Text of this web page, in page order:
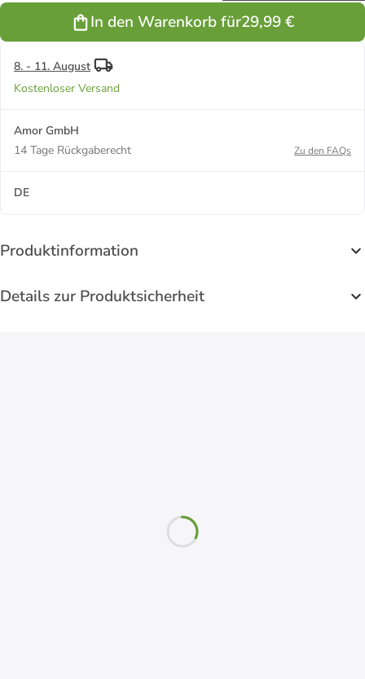
In den Warenkorb für29,99 €
8. - 11. August
Kostenloser Versand
Amor GmbH
14 Tage Rückgaberecht
Zu den FAQs
DE
Produktinformation
Details zur Produktsicherheit